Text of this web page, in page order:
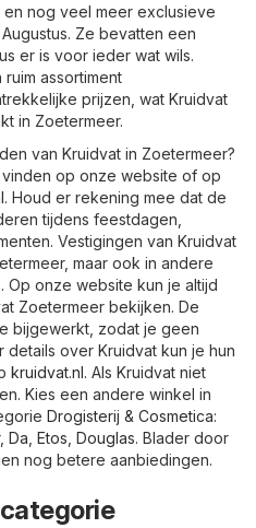
nog veel meer exclusieve
Ze bevatten een
er is voor ieder wat wils.
assortiment
prijzen, wat Kruidvat
in Zoetermeer.
van Kruidvat in Zoetermeer?
op onze website of op
. Houd er rekening mee dat de
tijdens feestdagen,
Vestigingen van Kruidvat
maar ook in andere
Op onze website kun je altijd
Zoetermeer bekijken. De
bijgewerkt, zodat je geen
details over Kruidvat kun je hun
kruidvat.nl. Als Kruidvat niet
Kies een andere winkel in
Drogisterij & Cosmetica:
, Da Etos Douglas. Blader door
nog betere aanbiedingen.